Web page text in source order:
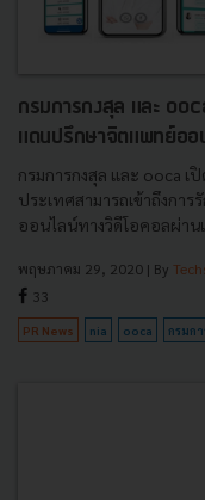
กรมการกงสุล และ
แดนปรึกษาจิตแพทย์ออ
กรมการกงสุล และ ooca
ประเทศสามารถเข้าถึงก
ออนไลน์ทางวิดีโอคอลผ่าน
พฤษภาคม 29, 2020 | By
33
PR News nia ooca กรมกา